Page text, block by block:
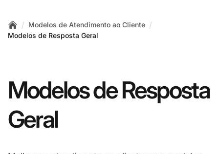
Home
/ Modelos de Atendimento ao Cliente /
Modelos de Resposta Geral
Modelos de Resposta
Geral